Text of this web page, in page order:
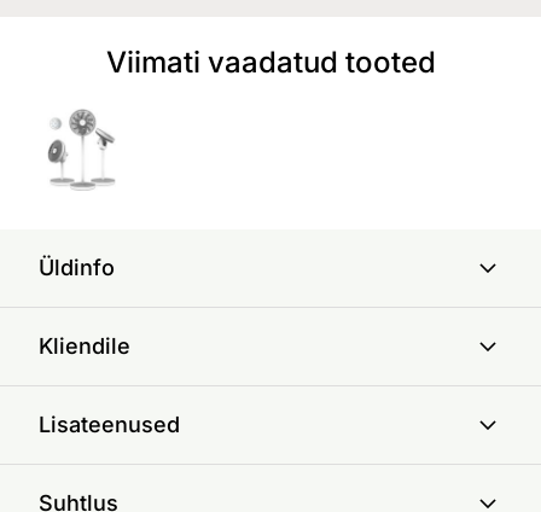
Viimati vaadatud tooted
Üldinfo
Kliendile
Lisateenused
Suhtlus